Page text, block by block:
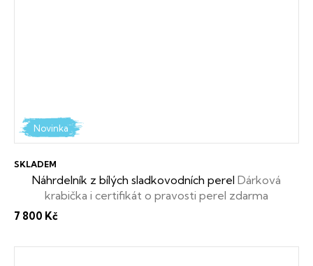
Novinka
Náhrdelník z bílých sladkovodních perel Dárková
krabička i certifikát o pravosti perel zdarma
SKLADEM
7 800 Kč